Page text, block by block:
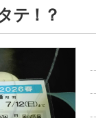
テ！？